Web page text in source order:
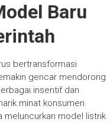
Baru
bertransformasi
gencar mendorong
insentif dan
minat konsumen.
meluncurkan model listrik